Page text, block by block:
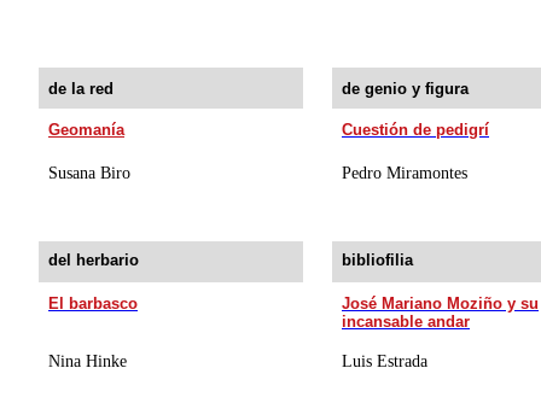
de la red de genio y figura
Geomanía Cuestión de pedigrí
Susana Biro Pedro Miramontes
del herbario bibliofilia
El barbasco
José Mariano Moziño y su
incansable andar
Nina Hinke Luis Estrada